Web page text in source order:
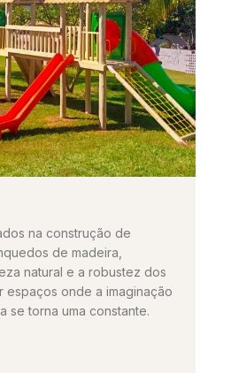
na construção de
de madeira,
natural e a robustez dos
espaços onde a imaginação
se torna uma constante.